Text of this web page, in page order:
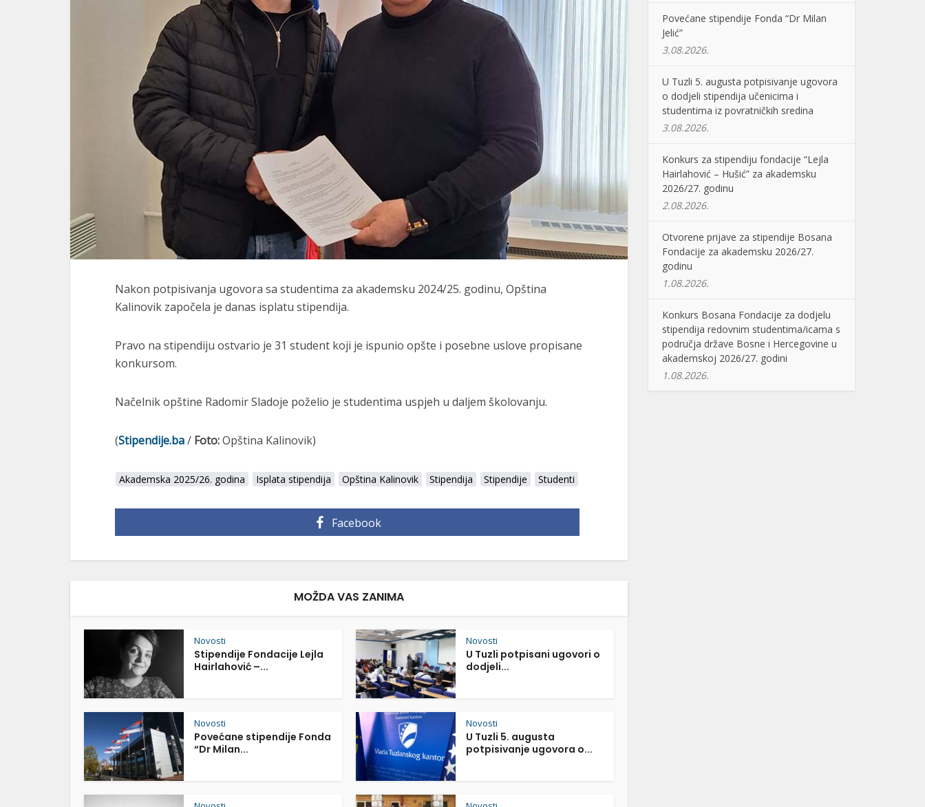
Nakon potpisivanja ugovora sa studentima za akademsku 2024/25. godinu, Opština
Kalinovik započela je danas isplatu stipendija.
Pravo na stipendiju ostvario je 31 student koji je ispunio opšte i posebne uslove propisane
konkursom.
Načelnik opštine Radomir Sladoje poželio je studentima uspjeh u daljem školovanju.
(Stipendije.ba/ Foto:Opština Kalinovik)
Akademska 2025/26. godina Isplata stipendija Opština Kalinovik Stipendija Stipendije Studenti
Facebook
MOŽDA VAS ZANIMA
Novosti
Stipendije Fondacije Lejla
Hairlahović –...
Novosti
U Tuzli potpisani ugovori o
dodjeli...
Novosti
Povećane stipendije Fonda
“Dr Milan...
Novosti
U Tuzli 5. augusta
potpisivanje ugovora o...
Povećane stipendije Fonda “Dr Milan
Jelić”
3.08.2026.
U Tuzli 5. augusta potpisivanje ugovora
o dodjeli stipendija učenicima i
studentima iz povratničkih sredina
3.08.2026.
Konkurs za stipendiju fondacije “Lejla
Hairlahović – Hušić” za akademsku
2026/27. godinu
2.08.2026.
Otvorene prijave za stipendije Bosana
Fondacije za akademsku 2026/27.
godinu
1.08.2026.
Konkurs Bosana Fondacije za dodjelu
stipendija redovnim studentima/icama s
područja države Bosne i Hercegovine u
akademskoj 2026/27. godini
1.08.2026.